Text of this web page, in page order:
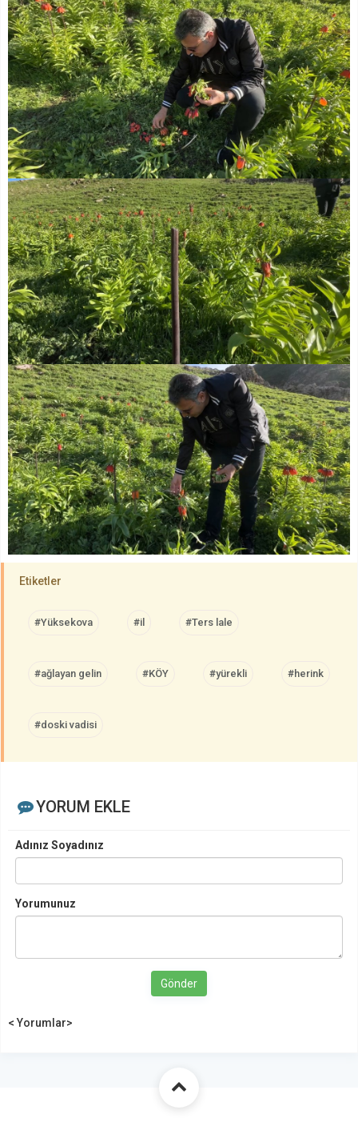
Etiketler
#Yüksekova #il #Ters lale
#ağlayan gelin #KÖY #yürekli #herink
#doski vadisi
YORUM EKLE
Adınız Soyadınız
Yorumunuz
Gönder
< Yorumlar>